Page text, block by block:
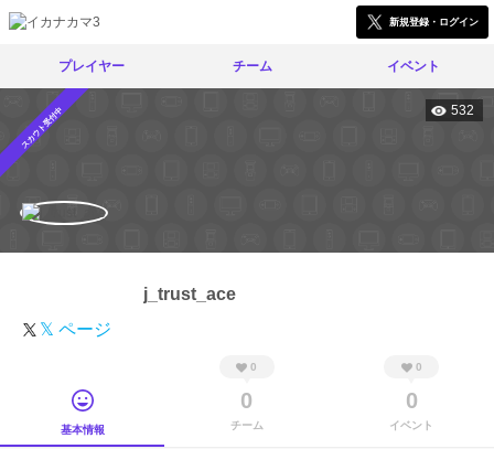
新規登録・ログイン
プレイヤー チーム イベント
スカウト受付中 532
j_trust_ace
𝕏 ページ
基本情報
0
0
チーム
0
0
イベント